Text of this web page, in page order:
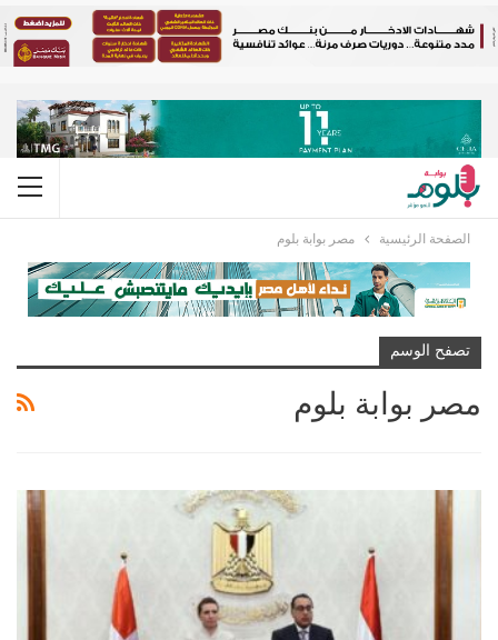
الصفحة الرئيسية مصر بوابة بلوم
تصفح الوسم
مصر بوابة بلوم